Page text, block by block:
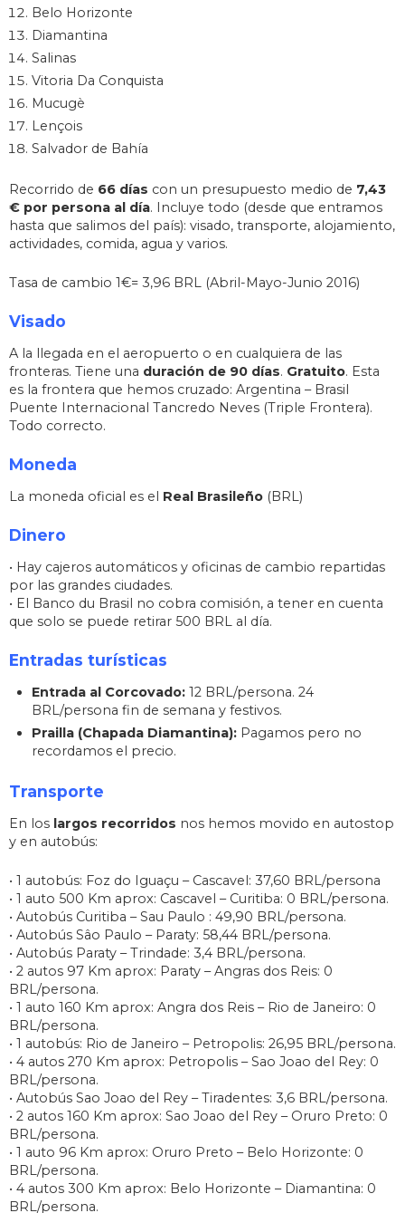
Belo Horizonte
Diamantina
Salinas
Vitoria Da Conquista
Mucugè
Lençois
Salvador de Bahía
Recorrido de 66 días con un presupuesto medio de 7,43
€ por persona al día. Incluye todo (desde que entramos
hasta que salimos del país): visado, transporte, alojamiento,
actividades, comida, agua y varios.
Tasa de cambio 1€= 3,96 BRL (Abril-Mayo-Junio 2016)
Visado
A la llegada en el aeropuerto o en cualquiera de las
fronteras. Tiene una duración de 90 días. Gratuito. Esta
es la frontera que hemos cruzado: Argentina – Brasil
Puente Internacional Tancredo Neves (Triple Frontera).
Todo correcto.
Moneda
La moneda oficial es el Real Brasileño (BRL)
Dinero
• Hay cajeros automáticos y oficinas de cambio repartidas
por las grandes ciudades.
• El Banco du Brasil no cobra comisión, a tener en cuenta
que solo se puede retirar 500 BRL al día.
Entradas turísticas
Entrada al Corcovado: 12 BRL/persona. 24
BRL/persona fin de semana y festivos.
Prailla (Chapada Diamantina): Pagamos pero no
recordamos el precio.
Transporte
En los largos recorridos nos hemos movido en autostop
y en autobús:
• 1 autobús: Foz do Iguaçu – Cascavel: 37,60 BRL/persona
• 1 auto 500 Km aprox: Cascavel – Curitiba: 0 BRL/persona.
• Autobús Curitiba – Sau Paulo : 49,90 BRL/persona.
• Autobús Sâo Paulo – Paraty: 58,44 BRL/persona.
• Autobús Paraty – Trindade: 3,4 BRL/persona.
• 2 autos 97 Km aprox: Paraty – Angras dos Reis: 0
BRL/persona.
• 1 auto 160 Km aprox: Angra dos Reis – Rio de Janeiro: 0
BRL/persona.
• 1 autobús: Rio de Janeiro – Petropolis: 26,95 BRL/persona.
• 4 autos 270 Km aprox: Petropolis – Sao Joao del Rey: 0
BRL/persona.
• Autobús Sao Joao del Rey – Tiradentes: 3,6 BRL/persona.
• 2 autos 160 Km aprox: Sao Joao del Rey – Oruro Preto: 0
BRL/persona.
• 1 auto 96 Km aprox: Oruro Preto – Belo Horizonte: 0
BRL/persona.
• 4 autos 300 Km aprox: Belo Horizonte – Diamantina: 0
BRL/persona.